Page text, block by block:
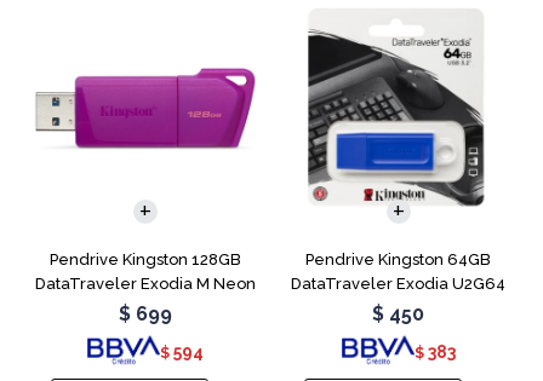
Pendrive Kingston 128GB
DataTraveler Exodia M Neon
Purple
$ 699
$ 594
Pendrive Kingston 64GB
DataTraveler Exodia U2G64
Blue
$ 450
$ 383